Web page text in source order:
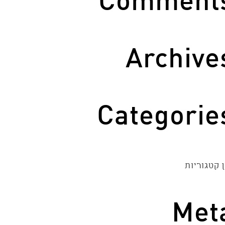
קטגוריות